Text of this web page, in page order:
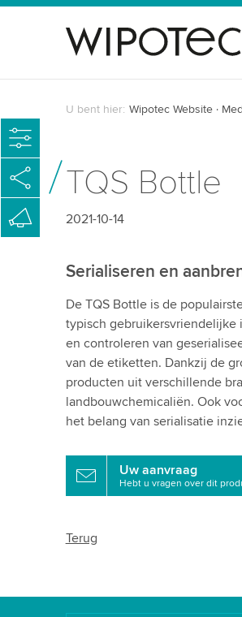
U bent hier: Wipotec Website
TQS Bottle
2021-10-14
Serialiseren en
De TQS Bottle is de
typisch gebruikersvriendelijke
en controleren van
van de etiketten. Dankzij de
producten uit verschillende
landbouwchemicaliën. Ook
het belang van serialisatie
Uw aanvraag
Hebt u vragen over dit
Terug